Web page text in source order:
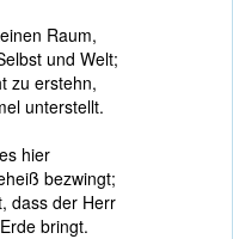
Raum,
und Welt;
zu erstehn,
unterstellt.
hier
bezwingt;
dass der Herr
bringt.